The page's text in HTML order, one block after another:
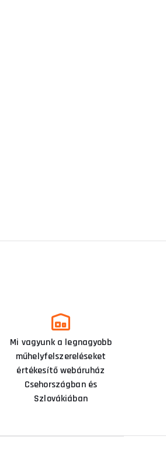
Mi vagyunk a legnagyobb
műhelyfelszereléseket
értékesítő webáruház
Csehországban és
Szlovákiában